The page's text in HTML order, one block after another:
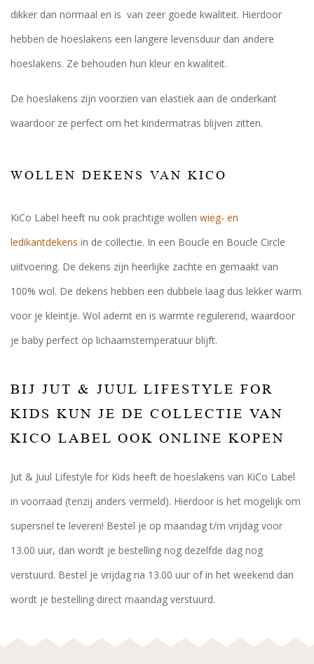
dikker dan normaal en is van zeer goede kwaliteit. Hierdoor
hebben de hoeslakens een langere levensduur dan andere
hoeslakens. Ze behouden hun kleur en kwaliteit.
De hoeslakens zijn voorzien van elastiek aan de onderkant
waardoor ze perfect om het kindermatras blijven zitten.
WOLLEN DEKENS VAN KICO
KiCo Label heeft nu ook prachtige wollen wieg- en
ledikantdekens in de collectie. In een Boucle en Boucle Circle
uiitvoering. De dekens zijn heerlijke zachte en gemaakt van
100% wol. De dekens hebben een dubbele laag dus lekker warm
voor je kleintje. Wol ademt en is warmte regulerend, waardoor
je baby perfect op lichaamstemperatuur blijft.
BIJ JUT & JUUL LIFESTYLE FOR
KIDS KUN JE DE COLLECTIE VAN
KICO LABEL OOK ONLINE KOPEN
Jut & Juul Lifestyle for Kids heeft de hoeslakens van KiCo Label
in voorraad (tenzij anders vermeld). Hierdoor is het mogelijk om
supersnel te leveren! Bestel je op maandag t/m vrijdag voor
13.00 uur, dan wordt je bestelling nog dezelfde dag nog
verstuurd. Bestel je vrijdag na 13.00 uur of in het weekend dan
wordt je bestelling direct maandag verstuurd.